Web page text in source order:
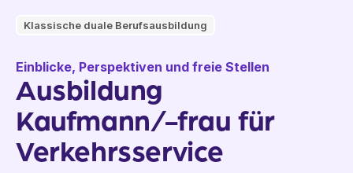
Klassische duale Berufsausbildung
Einblicke, Perspektiven und freie Stellen
Ausbildung
Kaufmann/-frau für
Verkehrsservice